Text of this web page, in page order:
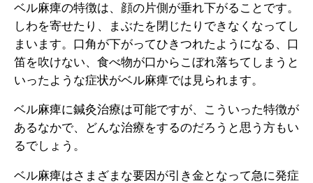
ベル麻痺の特徴は、顔の片側が垂れ下がることです。
しわを寄せたり、まぶたを閉じたりできなくなってし
まいます。口角が下がってひきつれたようになる、口
笛を吹けない、食べ物が口からこぼれ落ちてしまうと
いったような症状がベル麻痺では見られます。
ベル麻痺に鍼灸治療は可能ですが、こういった特徴が
あるなかで、どんな治療をするのだろうと思う方もい
るでしょう。
ベル麻痺はさまざまな要因が引き金となって急に発症